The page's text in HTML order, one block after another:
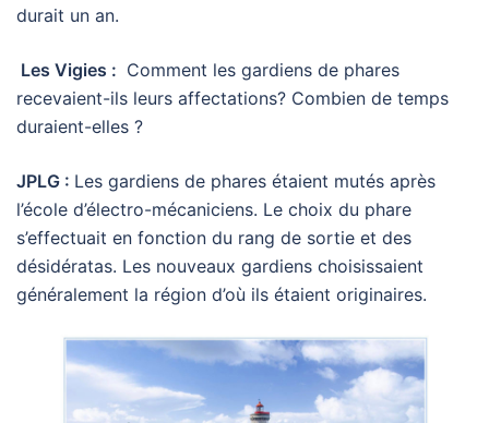
durait un an.
Les Vigies : Comment les gardiens de phares
recevaient-ils leurs affectations? Combien de temps
duraient-elles ?
JPLG : Les gardiens de phares étaient mutés après
l’école d’électro-mécaniciens. Le choix du phare
s’effectuait en fonction du rang de sortie et des
désidératas. Les nouveaux gardiens choisissaient
généralement la région d’où ils étaient originaires.